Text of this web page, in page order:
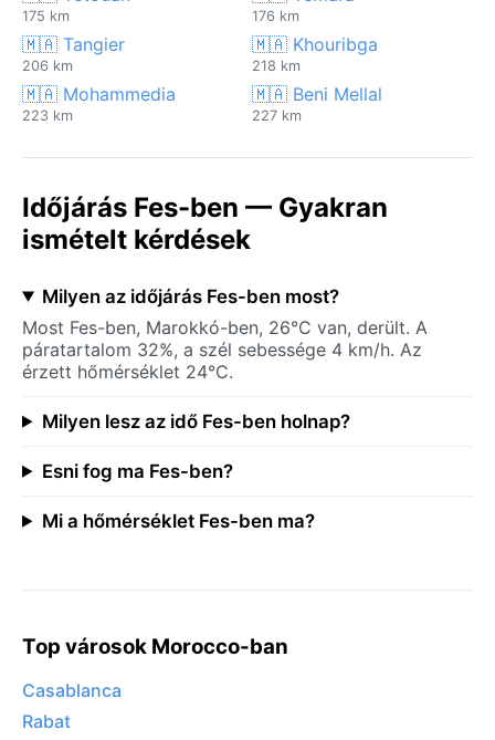
175 km 176 km
🇲🇦 Tangier
206 km
🇲🇦 Khouribga
218 km
🇲🇦 Mohammedia
223 km
🇲🇦 Beni Mellal
227 km
Időjárás Fes-ben — Gyakran
ismételt kérdések
Milyen az időjárás Fes-ben most?
Most Fes-ben, Marokkó-ben, 26°C van, derült. A
páratartalom 32%, a szél sebessége 4 km/h. Az
érzett hőmérséklet 24°C.
Milyen lesz az idő Fes-ben holnap?
Esni fog ma Fes-ben?
Mi a hőmérséklet Fes-ben ma?
Top városok Morocco-ban
Casablanca
Rabat